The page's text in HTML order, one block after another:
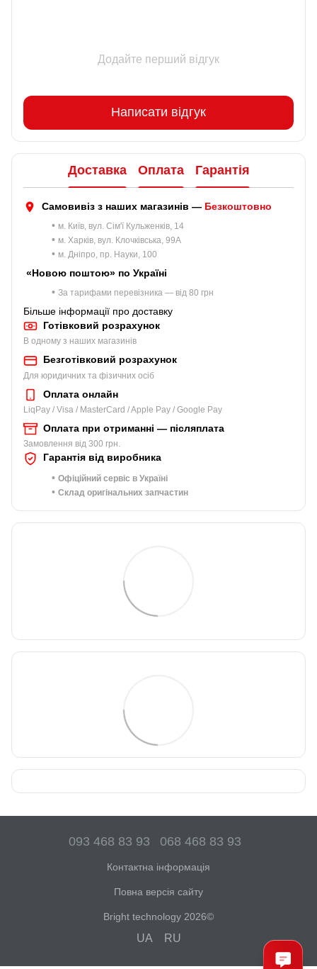
Додайте перший відгук
Написати відгук
Доставка Оплата Гарантія
Самовивіз з наших магазинів — Безкоштовно
• м. Київ, вул. Сім'ї Кульженків, 14
• м. Харків, вул. Клочківська, 99A
• м. Дніпро, пр. Науки, 100
«Новою поштою» по Україні
• За тарифами перевізника — від 80 грн
Більше інформації про доставку
Готівковий розрахунок
В одному з наших магазинів
Безготівковий розрахунок
Для юридичних та фізичних осіб
Оплата онлайн
LiqPay / Visa / MasterCard / Apple Pay / Google Pay
Оплата при отриманні — післяплата
Замовлення від 300 грн.
Гарантія від виробника
• Офіційний сервіс в Україні
• Склад оригінальних запчастин
093 468 83 93 068 468 83 93
Контактна інформація
Повна версія сайту
Bright technology 2026©
UA RU